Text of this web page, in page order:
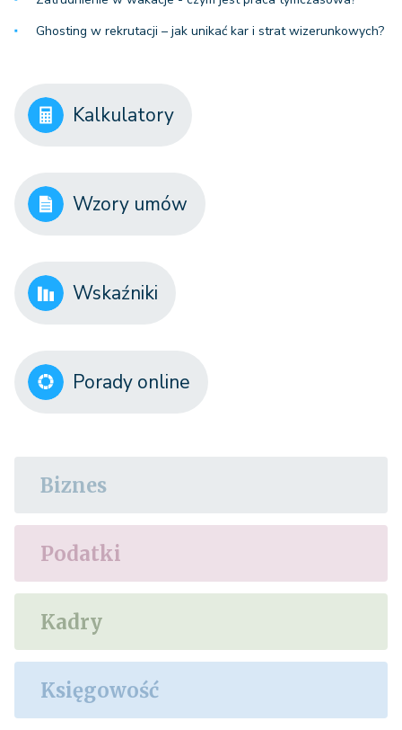
Ghosting w rekrutacji – jak unikać kar i strat wizerunkowych?
Kalkulatory
Wzory umów
Wskaźniki
Porady online
Biznes
Podatki
Kadry
Księgowość